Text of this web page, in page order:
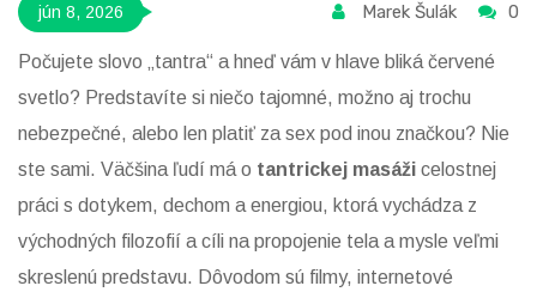
jún 8, 2026 Marek Šulák 0
Počujete slovo „tantra“ a hneď vám v hlave bliká červené
svetlo? Predstavíte si niečo tajomné, možno aj trochu
nebezpečné, alebo len platiť za sex pod inou značkou? Nie
ste sami. Väčšina ľudí má o tantrickej masáži celostnej
práci s dotykem, dechom a energiou, ktorá vychádza z
východných filozofií a cíli na propojenie tela a mysle veľmi
skreslenú predstavu. Dôvodom sú filmy, internetové